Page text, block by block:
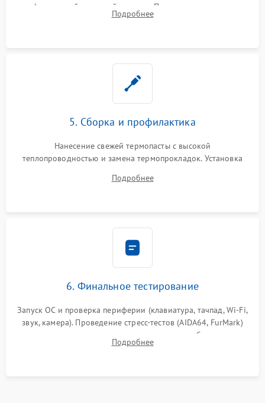
инфракрасной паяльной станции. Прошивка микросхемы
BIOS или замена поврежденных портов USB
Подробнее
5. Сборка и профилактика
Нанесение свежей термопасты с высокой
теплопроводностью и замена термопрокладок. Установка
шлейфов, модулей памяти и накопителей. Предварительная
Подробнее
6. Финальное тестирование
Запуск ОС и проверка периферии (клавиатура, тачпад, Wi-Fi,
звук, камера). Проведение стресс-тестов (AIDA64, FurMark)
для контроля температурного режима и стабильности
системы под пиковой нагрузкой.
Подробнее